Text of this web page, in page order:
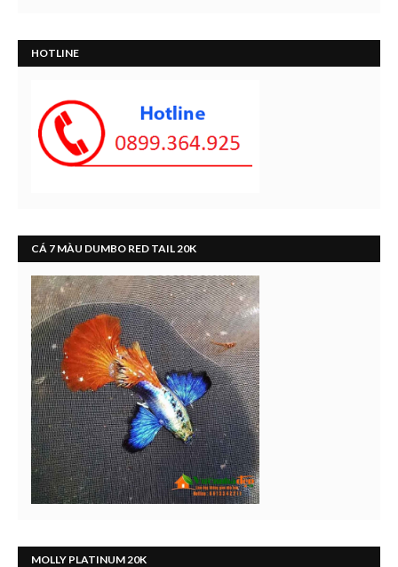
HOTLINE
CÁ 7 MÀU DUMBO RED TAIL 20K
MOLLY PLATINUM 20K